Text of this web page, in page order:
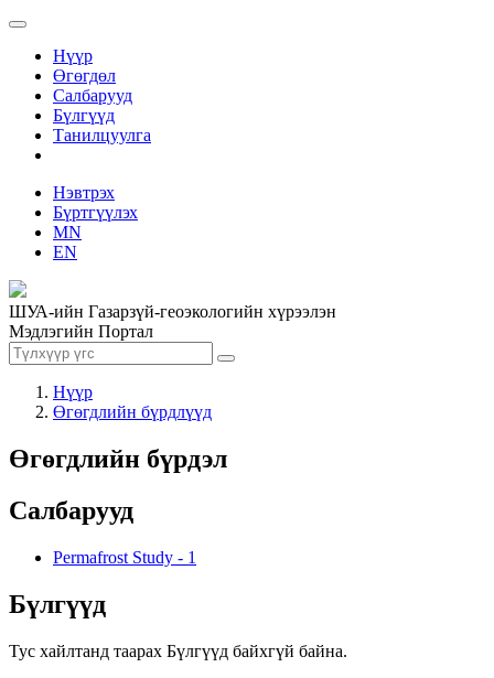
Нүүр
Өгөгдөл
Салбарууд
Бүлгүүд
Танилцуулга
Нэвтрэх
Бүртгүүлэх
MN
EN
ШУА-ийн Газарзүй-геоэкологийн хүрээлэн
Мэдлэгийн Портал
Нүүр
Өгөгдлийн бүрдлүүд
Өгөгдлийн бүрдэл
Салбарууд
Permafrost Study - 1
Бүлгүүд
Тус хайлтанд таарах Бүлгүүд байхгүй байна.